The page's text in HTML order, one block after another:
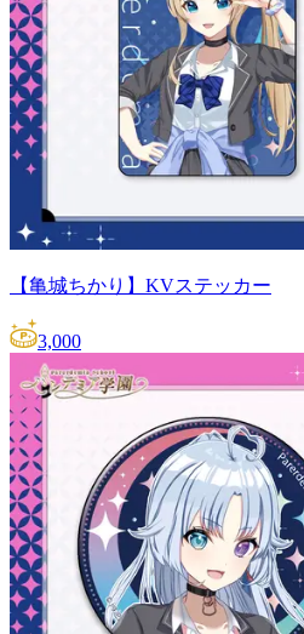
【亀城ちかり】KVステッカー
3,000